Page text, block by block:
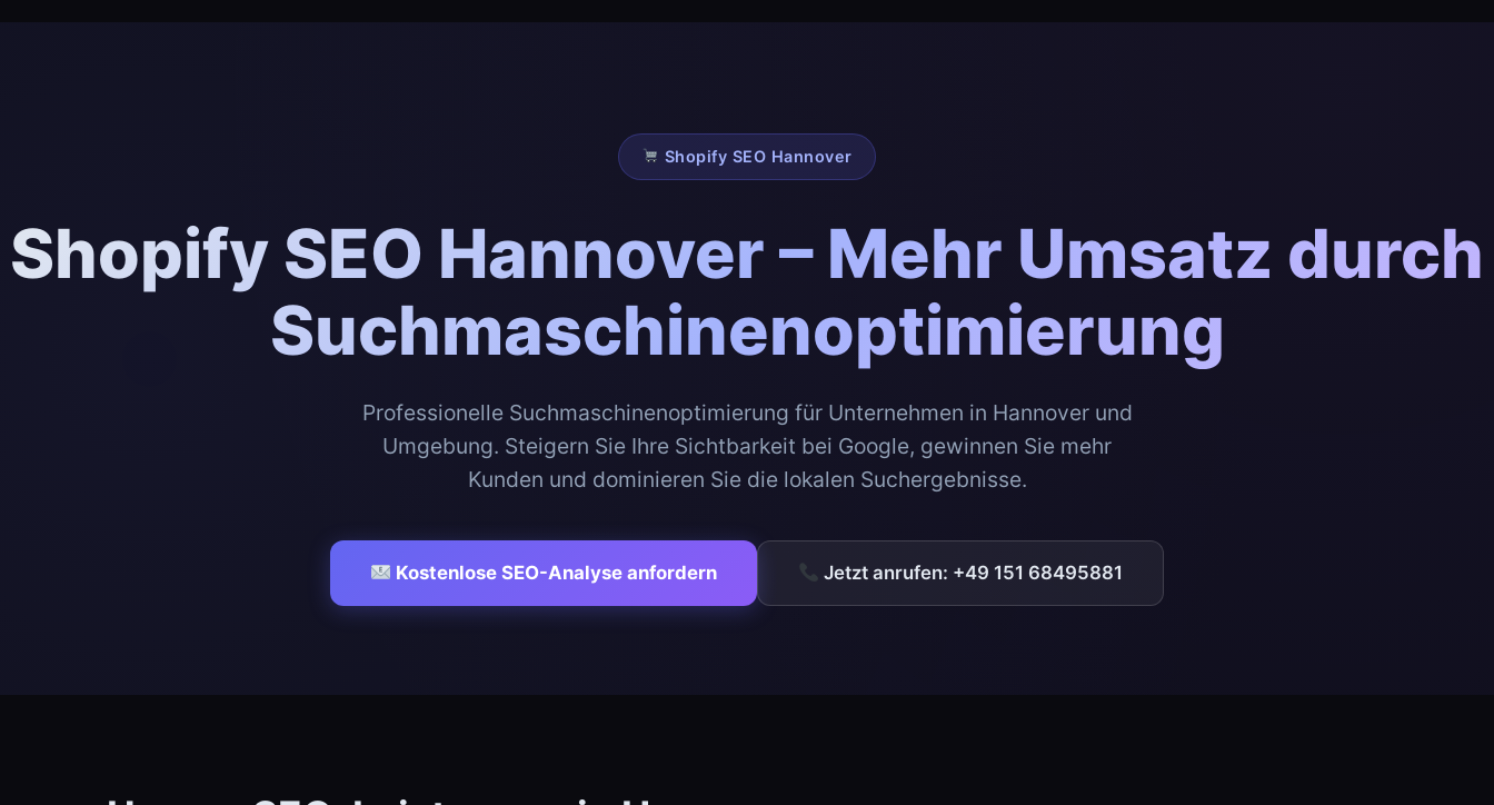
Shopify SEO Hannover
Shopify SEO Hannover – Mehr Umsatz durch
Suchmaschinenoptimierung
Professionelle Suchmaschinenoptimierung für Unternehmen in Hannover und
Umgebung. Steigern Sie Ihre Sichtbarkeit bei Google, gewinnen Sie mehr
Kunden und dominieren Sie die lokalen Suchergebnisse.
Kostenlose SEO-Analyse anfordern Jetzt anrufen: +49 151 68495881